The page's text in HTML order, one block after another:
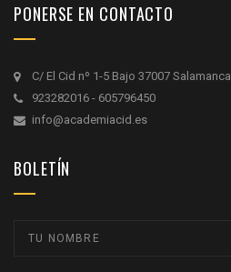
PONERSE EN CONTACTO
C/ El Cid nº 1-5 Bajo 37007 Salamanca.
923282016 - 605796450
info@academiacid.es
BOLETÍN